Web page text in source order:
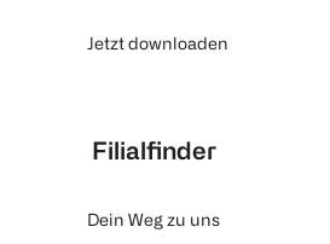
Jetzt downloaden
Filialfinder
Dein Weg zu uns